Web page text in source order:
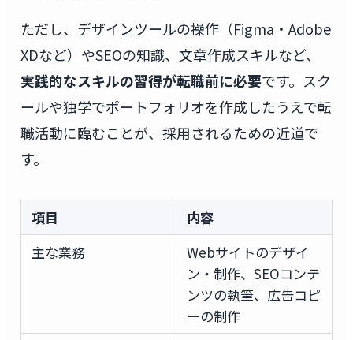
ただし、デザインツールの操作（Figma・Adobe
XDなど）やSEOの知識、文章作成スキルなど、
実践的なスキルの習得が転職前に必要です。スク
ールや独学でポートフォリオを作成したうえで転
職活動に臨むことが、採用されるための近道で
す。
項目
内容
主な業務
Webサイトのデザイ
ン・制作、SEOコンテ
ンツの執筆、広告コピ
ーの制作